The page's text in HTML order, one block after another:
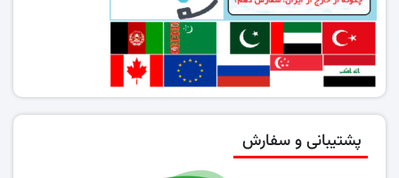
پشتیبانی و سفارش